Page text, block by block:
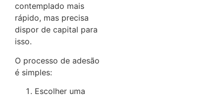
contemplado mais
rápido, mas precisa
dispor de capital para
isso.
O processo de adesão
é simples:
Escolher uma